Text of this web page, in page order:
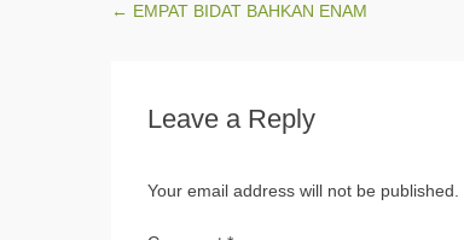
Post navigation
← EMPAT BIDAT BAHKAN ENAM
Leave a Reply
Your email address will not be published.